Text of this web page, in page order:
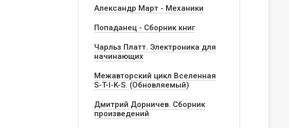
Александр Март - Механики
Попаданец - Сборник книг
Чарльз Платт. Электроника для
начинающих
Межавторский цикл Вселенная
S-T-I-K-S. (Обновляемый)
Дмитрий Дорничев. Сборник
произведений